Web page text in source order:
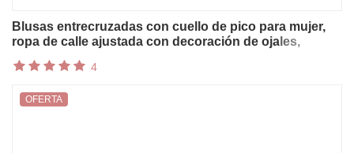
Blusas entrecruzadas con cuello de pico para mujer,
ropa de calle ajustada con decoración de ojales,
4
OFERTA